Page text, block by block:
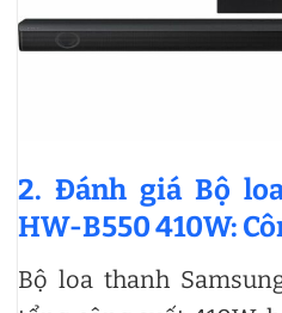
2. Đánh giá Bộ
HW-B550 410W:
Bộ loa thanh